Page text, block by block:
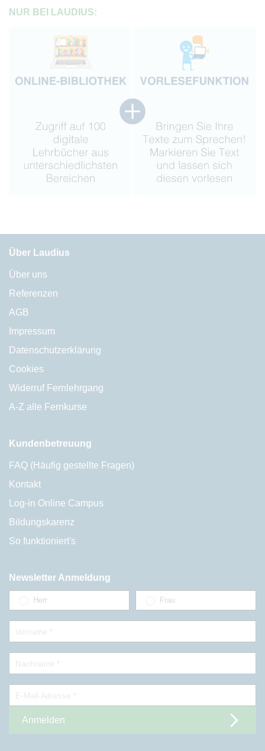
NUR BEI LAUDIUS:
Über Laudius
Über uns
Referenzen
AGB
Impressum
Datenschutzerklärung
Cookies
Widerruf Fernlehrgang
A-Z alle Fernkurse
Kundenbetreuung
FAQ (Häufig gestellte Fragen)
Kontakt
Log-in Online Campus
Bildungskarenz
So funktioniert's
Newsletter Anmeldung
Herr Frau
Anmelden